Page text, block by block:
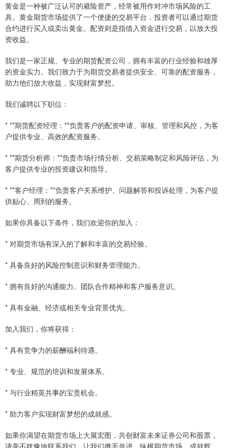
黄金是一种被广泛认可的避险资产，经常被用作对冲市场风险的工
具。黄金期货市场提供了一个便捷的交易平台，投资者可以通过期货
合约进行买入或卖出黄金。配资则是指借入资金进行交易，以放大投
资收益。
我们是一家正规、专业的期货配资公司，拥有丰富的行业经验和雄厚
的资金实力。我们致力于为期货交易者提供安全、可靠的配资服务，
助力他们放大收益，实现财富梦想。
我们诚聘以下职位：
* **期货配资经理：**负责客户的配资申请、审核、管理和风控，为客
户提供专业、高效的配资服务。
* **期货分析师：**负责市场行情分析、交易策略制定和风险评估，为
客户提供专业的投资建议和指导。
* **客户经理：**负责客户关系维护、问题解答和投诉处理，为客户提
供贴心、周到的服务。
如果你具备以下条件，我们欢迎你的加入：
* 对期货市场有深入的了解和丰富的交易经验。
* 具备良好的风险控制意识和财务管理能力。
* 拥有良好的沟通能力、团队合作精神和客户服务意识。
* 具有金融、经济或相关专业背景优先。
加入我们，你将获得：
* 具有竞争力的薪酬福利待遇。
* 专业、规范的培训和发展体系。
* 与行业精英共事的宝贵机会。
* 助力客户实现财富梦想的成就感。
如果你渴望在期货市场上大展宏图，共创财富未来证券公司和股票，